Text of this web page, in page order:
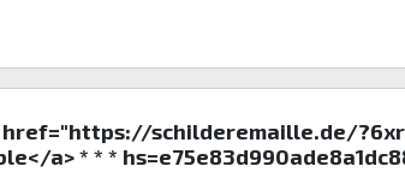
href="https://schilderemaille.de/
a> * * *